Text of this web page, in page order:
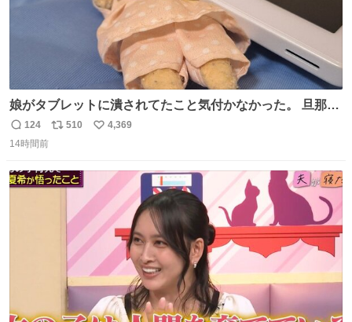
娘がタブレットに潰されてたこと気付かなかった。 旦那だ
けは娘の波長を感じ取れるから声出せずともSOSが伝わっ
たらしい。 急いで旦那が救出して、泣きじゃくる娘に自分
3回ほど。 小さい手だけど、地味に痛い。 その後、娘は旦
那に泣きついてた。
返
信
124
リ
ト
510
い
4,369
14時間前